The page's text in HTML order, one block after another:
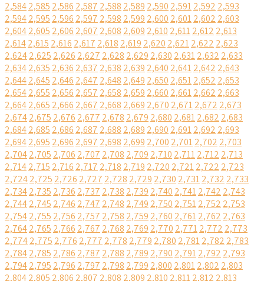
2,5842,585 2,586 2,587 2,588 2,589 2,590 2,5912,592 2,593
2,5942,595 2,596 2,597 2,598 2,599 2,600 2,6012,602 2,603
2,6042,605 2,606 2,607 2,608 2,609 2,610 2,6112,612 2,613
2,6142,615 2,616 2,617 2,618 2,619 2,620 2,6212,622 2,623
2,6242,625 2,626 2,627 2,628 2,629 2,630 2,6312,632 2,633
2,6342,635 2,636 2,637 2,638 2,639 2,640 2,6412,642 2,643
2,6442,645 2,646 2,647 2,648 2,649 2,650 2,6512,652 2,653
2,6542,655 2,656 2,657 2,658 2,659 2,660 2,6612,662 2,663
2,6642,665 2,666 2,667 2,668 2,669 2,670 2,6712,672 2,673
2,6742,675 2,676 2,677 2,678 2,679 2,680 2,6812,682 2,683
2,6842,685 2,686 2,687 2,688 2,689 2,690 2,6912,692 2,693
2,6942,695 2,696 2,697 2,698 2,699 2,700 2,7012,702 2,703
2,7042,705 2,706 2,707 2,708 2,709 2,710 2,7112,712 2,713
2,7142,715 2,716 2,717 2,718 2,719 2,720 2,7212,722 2,723
2,7242,725 2,726 2,727 2,728 2,729 2,730 2,7312,732 2,733
2,7342,735 2,736 2,737 2,738 2,739 2,740 2,7412,742 2,743
2,7442,745 2,746 2,747 2,748 2,749 2,750 2,7512,752 2,753
2,7542,755 2,756 2,757 2,758 2,759 2,760 2,7612,762 2,763
2,7642,765 2,766 2,767 2,768 2,769 2,770 2,7712,772 2,773
2,7742,775 2,776 2,777 2,778 2,779 2,780 2,7812,782 2,783
2,7842,785 2,786 2,787 2,788 2,789 2,790 2,7912,792 2,793
2,7942,795 2,796 2,797 2,798 2,799 2,800 2,8012,802 2,803
2,8042,805 2,806 2,807 2,808 2,809 2,810 2,8112,812 2,813